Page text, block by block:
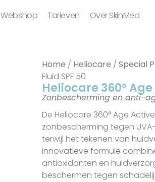
Webshop Tarieven
Over SkinMed
Home / Heliocare / Special
Fluid SPF 50
Heliocare 360°
Zonbescherming en anti-
De Heliocare 360° Age
zonbescherming tegen
terwijl het tekenen van
innovatieve formule
antioxidanten en
beschermen tegen